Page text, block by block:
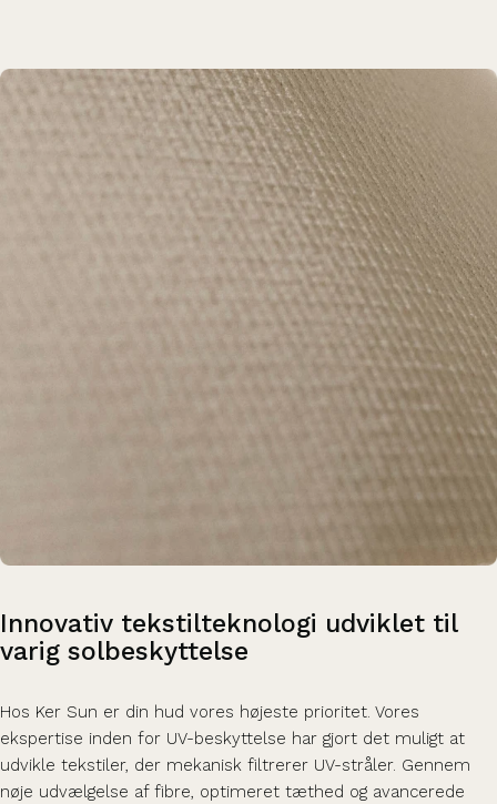
Innovativ tekstilteknologi udviklet til
varig solbeskyttelse
Hos Ker Sun er din hud vores højeste prioritet. Vores
ekspertise inden for UV-beskyttelse har gjort det muligt at
udvikle tekstiler, der mekanisk filtrerer UV-stråler. Gennem
nøje udvælgelse af fibre, optimeret tæthed og avancerede